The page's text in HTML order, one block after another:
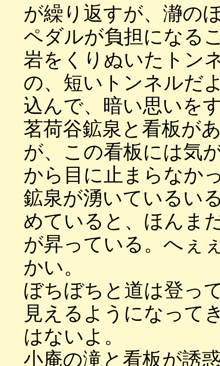
が繰り返すが、瀞の
ペダルが負担になる
岩をくりぬいたトン
の、短いトンネルだ
込んで、暗い思いを
茗荷谷鉱泉と看板が
が、この看板には気
から目に止まらなか
鉱泉が湧いているい
めていると、ほんま
が昇っている。へぇ
かい。
ぼちぼちと道は登っ
見えるようになって
はないよ。
小庵の滝と看板が誘